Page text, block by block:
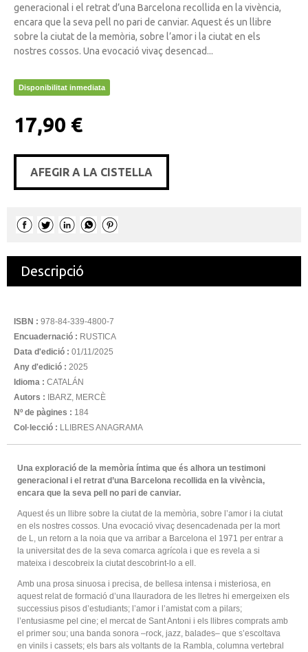
generacional i el retrat d’una Barcelona recollida en la vivència,
encara que la seva pell no pari de canviar. Aquest és un llibre
sobre la ciutat de la memòria, sobre l’amor i la ciutat en els
nostres cossos. Una evocació vivaç desencad...
Disponibilitat inmediata
17,90 €
AFEGIR A LA CISTELLA
Descripció
ISBN : 978-84-339-4800-7
Encuadernació : RUSTICA
Data d'edició : 01/11/2025
Any d'edició : 2025
Idioma : CATALÁN
Autors :
IBARZ, MERCÈ
Nº de pàgines : 184
Col·lecció : LLIBRES ANAGRAMA
Una exploració de la memòria íntima que és alhora un testimoni
generacional i el retrat d’una Barcelona recollida en la vivència,
encara que la seva pell no pari de canviar.
Aquest és un llibre sobre la ciutat de la memòria, sobre l’amor i la ciutat
en els nostres cossos. Una evocació vivaç desencadenada per la mort
de L, un retorn a la noia que va arribar a Barcelona el 1971 per entrar a
la universitat des de la seva comarca agrícola i que es revela a si
mateixa i descobreix la ciutat descobrint-lo a ell.
Amb una prosa sinuosa i precisa, de bellesa intensa i misteriosa, en
aquest relat de formació d’una llauradora de les lletres hi emergeixen els
successius pisos d’estudiants; l’amor i l’amistat com a pilars;
l’entusiasme pel cine; el mercat de Sant Antoni i els llibres comprats amb
el primer sou; una banda sonora –rock, jazz, balades– que s’escoltava
en vinils i cassets; els bars als voltants de la Rambla, columna vertebral